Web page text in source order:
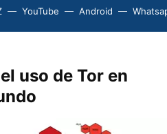
YouTube Android
uso de Tor en